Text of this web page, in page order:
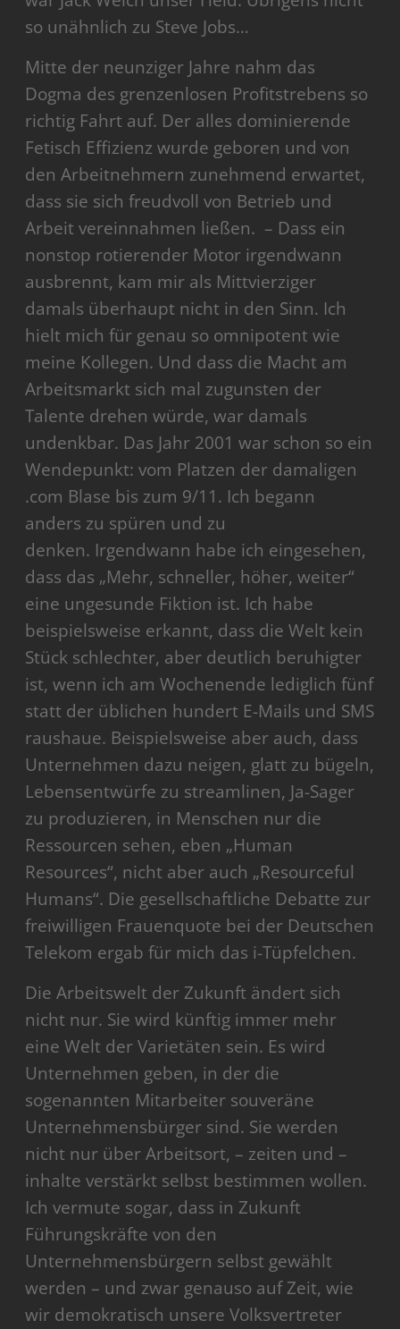
so unähnlich zu Steve Jobs…
Mitte der neunziger Jahre nahm das
Dogma des grenzenlosen Profitstrebens so
richtig Fahrt auf. Der alles dominierende
Fetisch Effizienz wurde geboren und von
den Arbeitnehmern zunehmend erwartet,
dass sie sich freudvoll von Betrieb und
Arbeit vereinnahmen ließen. – Dass ein
nonstop rotierender Motor irgendwann
ausbrennt, kam mir als Mittvierziger
damals überhaupt nicht in den Sinn. Ich
hielt mich für genau so omnipotent wie
meine Kollegen. Und dass die Macht am
Arbeitsmarkt sich mal zugunsten der
Talente drehen würde, war damals
undenkbar. Das Jahr 2001 war schon so ein
Wendepunkt: vom Platzen der damaligen
.com Blase bis zum 9/11. Ich begann
anders zu spüren und zu
denken. Irgendwann habe ich eingesehen,
dass das „Mehr, schneller, höher, weiter“
eine ungesunde Fiktion ist. Ich habe
beispielsweise erkannt, dass die Welt kein
Stück schlechter, aber deutlich beruhigter
ist, wenn ich am Wochenende lediglich fünf
statt der üblichen hundert E-Mails und SMS
raushaue. Beispielsweise aber auch, dass
Unternehmen dazu neigen, glatt zu bügeln,
Lebensentwürfe zu streamlinen, Ja-Sager
zu produzieren, in Menschen nur die
Ressourcen sehen, eben „Human
Resources“, nicht aber auch „Resourceful
Humans“. Die gesellschaftliche Debatte zur
freiwilligen Frauenquote bei der Deutschen
Telekom ergab für mich das i-Tüpfelchen.
Die Arbeitswelt der Zukunft ändert sich
nicht nur. Sie wird künftig immer mehr
eine Welt der Varietäten sein. Es wird
Unternehmen geben, in der die
sogenannten Mitarbeiter souveräne
Unternehmensbürger sind. Sie werden
nicht nur über Arbeitsort, – zeiten und –
inhalte verstärkt selbst bestimmen wollen.
Ich vermute sogar, dass in Zukunft
Führungskräfte von den
Unternehmensbürgern selbst gewählt
werden – und zwar genauso auf Zeit, wie
wir demokratisch unsere Volksvertreter